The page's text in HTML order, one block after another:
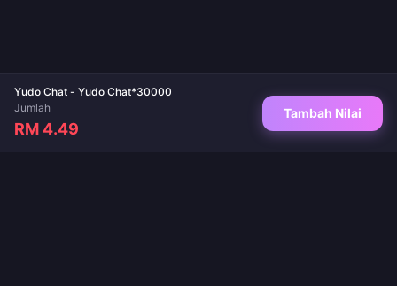
Yudo Chat - Yudo Chat*30000
Jumlah
RM 4.49
Tambah Nilai